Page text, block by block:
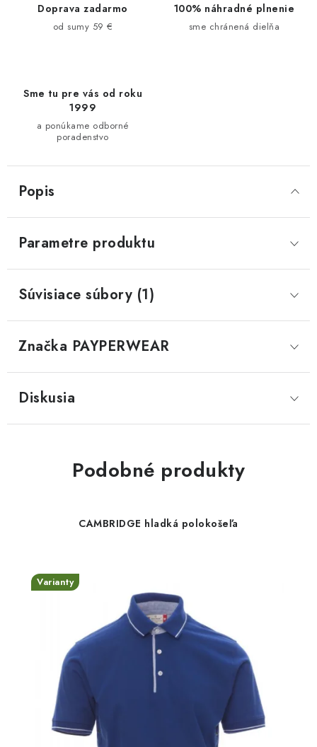
Doprava zadarmo
od sumy 59 €
100% náhradné plnenie
sme chránená dielňa
Sme tu pre vás od roku
1999
a ponúkame odborné
poradenstvo
Popis
Parametre produktu
Súvisiace súbory (1)
Značka PAYPERWEAR
Diskusia
Podobné produkty
CAMBRIDGE hladká polokošeľa
Varianty